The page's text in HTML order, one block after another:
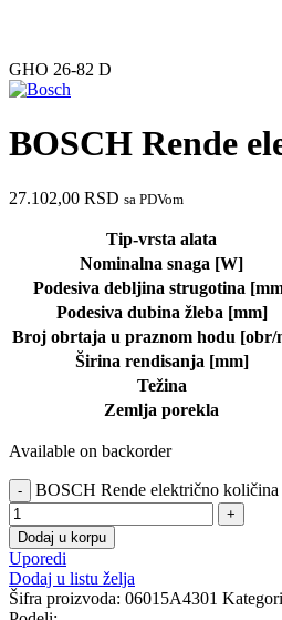
GHO 26-82 D
BOSCH Rende
27.102,00 RSD sa PDVom
Tip-vrsta alata
Nominalna snaga [W]
Podesiva debljina strugotina
Podesiva dubina žleba [mm]
Broj obrtaja u praznom hodu [obr/
Širina rendisanja [mm]
Težina
Zemlja porekla
Available on backorder
BOSCH Rende električno količina
Dodaj u korpu
Uporedi
Dodaj u listu želja
Šifra proizvoda: 06015A4301